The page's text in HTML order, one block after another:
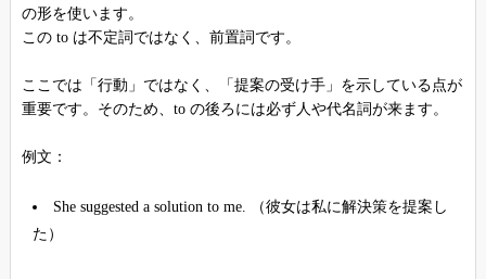
の形を使います。
この to は不定詞ではなく、前置詞です。
ここでは「行動」ではなく、「提案の受け手」を示している点が
重要です。そのため、to の後ろには必ず人や代名詞が来ます。
例文：
She suggested a solution to me. （彼女は私に解決策を提案し
た）